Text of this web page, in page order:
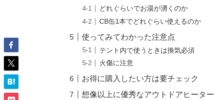
どれぐらいでお湯が湧くのか
CB缶1本でどれぐらい使えるのか
使ってみてわかった注意点
テント内で使うときは換気必須
火傷に注意
お得に購入したい方は要チェック
想像以上に優秀なアウトドアヒーター